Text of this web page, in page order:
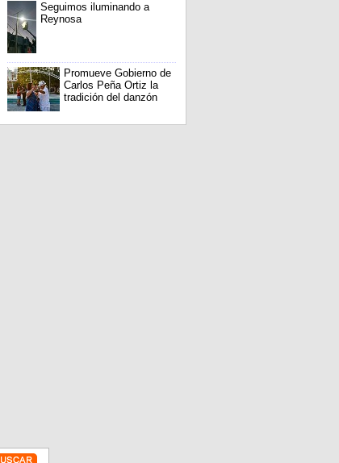
Seguimos iluminando a
Reynosa
Promueve Gobierno de
Carlos Peña Ortiz la
tradición del danzón